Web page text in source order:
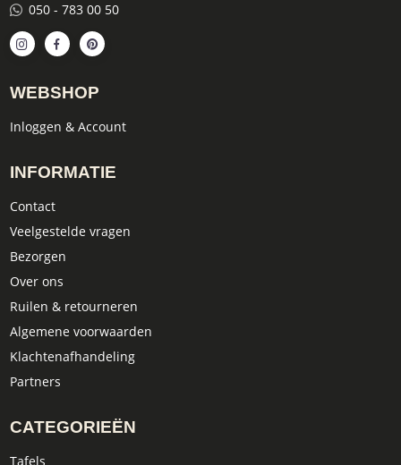
050 - 783 00 50
WEBSHOP
Inloggen & Account
INFORMATIE
Contact
Veelgestelde vragen
Bezorgen
Over ons
Ruilen & retourneren
Algemene voorwaarden
Klachtenafhandeling
Partners
CATEGORIEËN
Tafels